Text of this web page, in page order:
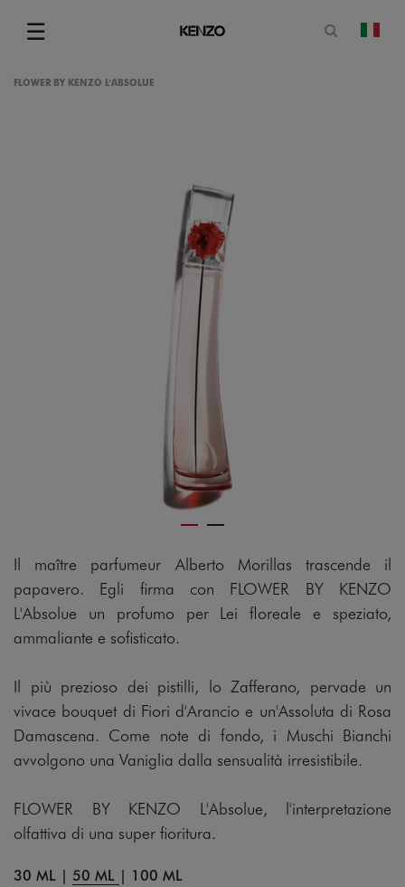
☰
Menu
Apri il
FLOWER BY KENZO L'ABSOLUE
Il maître parfumeur Alberto Morillas trascende il
papavero. Egli firma con FLOWER BY KENZO
L'Absolue un profumo per Lei floreale e speziato,
ammaliante e sofisticato.
Il più prezioso dei pistilli, lo Zafferano, pervade un
vivace bouquet di Fiori d'Arancio e un'Assoluta di Rosa
Damascena. Come note di fondo, i Muschi Bianchi
avvolgono una Vaniglia dalla sensualità irresistibile.
FLOWER BY KENZO L'Absolue, l'interpretazione
olfattiva di una super fioritura.
30 ML | 50 ML | 100 ML